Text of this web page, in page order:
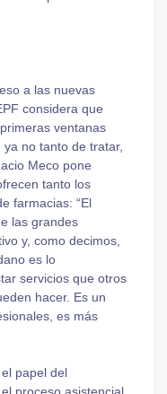
a las nuevas
considera que
ventanas
no tanto de tratar,
Meco pone
tanto los
farmacias: “El
las grandes
y, como decimos,
es lo
servicios que otros
hacer. Es un
es más
papel del